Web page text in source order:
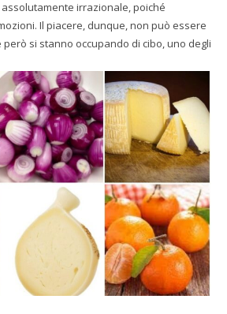
irrazionale, poiché
Il piacere, dunque, non può essere
si stanno occupando di cibo, uno degli